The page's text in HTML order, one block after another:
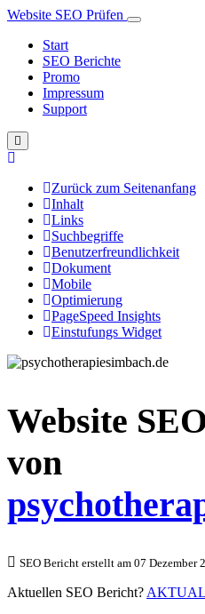
Website SEO Prüfen
Start
SEO Berichte
Promo
Impressum
Support
Zurück zum Seitenanfang
Inhalt
Links
Suchbegriffe
Benutzerfreundlichkeit
Dokument
Mobile
Optimierung
PageSpeed Insights
Einstufungs Widget
Website
von
SEO Bericht erstellt am 07 Dezember
Aktuellen SEO Bericht?